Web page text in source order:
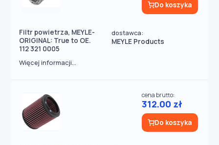
Filtr powietrza, MEYLE-
ORIGINAL: True to OE.
112 321 0005
dostawca:
MEYLE Products
Do koszyka
Więcej informacji...
cena brutto:
312.00 zł
Do koszyka